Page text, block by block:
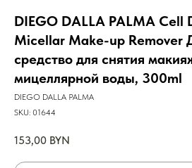
DIEGO DALLA PALMA Cell
Micellar Make-up Remover
средство для снятия
мицеллярной воды, 300ml
DIEGO DALLA PALMA
SKU: 01644
153,00 BYN